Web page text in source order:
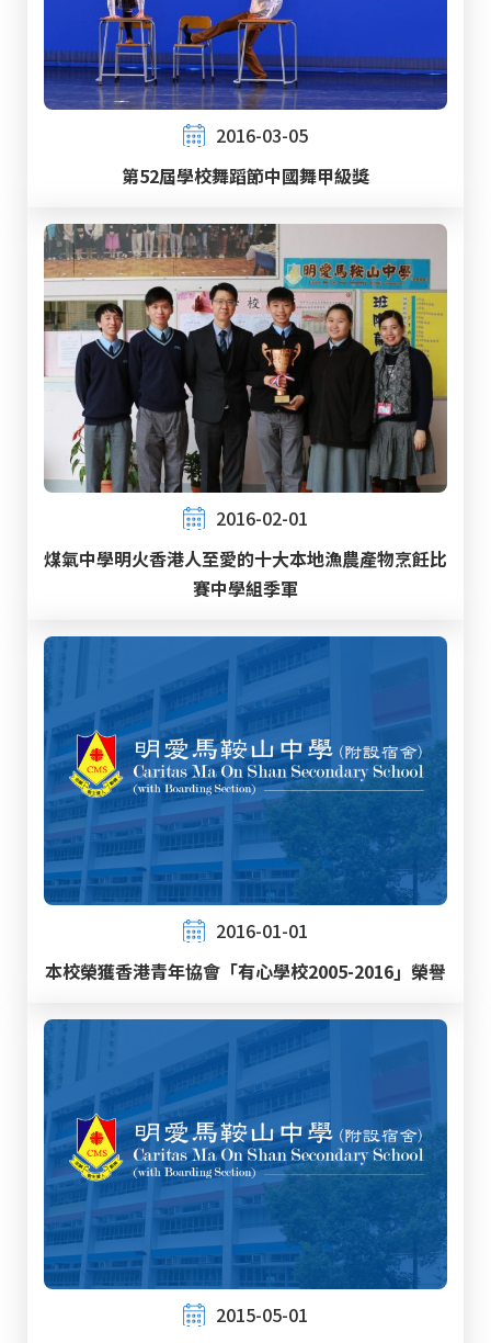
2016-03-05
第52屆學校舞蹈節中國舞甲級獎
2016-02-01
煤氣中學明火香港人至愛的十大本地漁農產物烹飪比
賽中學組季軍
2016-01-01
本校榮獲香港青年協會「有心學校2005-2016」榮譽
2015-05-01